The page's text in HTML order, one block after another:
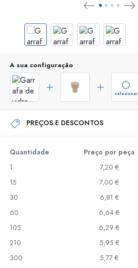
A sua configuração
selecionar
PREÇOS E DESCONTOS
Quantidade Preço por peça
1
7,20 €
15
7,00 €
30
6,81 €
60
6,64 €
105
6,29 €
210
5,95 €
300
5,77 €